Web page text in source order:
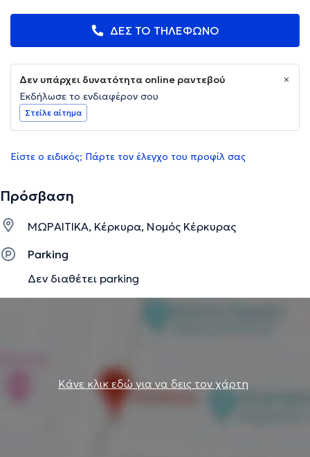
ΔΕΣ ΤΟ ΤΗΛΕΦΩΝΟ
Δεν υπάρχει δυνατότητα online ραντεβού
Εκδήλωσε το ενδιαφέρον σου
Στείλε αίτημα
Είστε ο ειδικός; Πάρτε τον έλεγχο του προφίλ σας
Πρόσβαση
ΜΩΡΑΙΤΙΚΑ, Κέρκυρα, Νομός Κέρκυρας
Parking
Δεν διαθέτει parking
Κάνε κλικ εδώ για να δεις τον χάρτη